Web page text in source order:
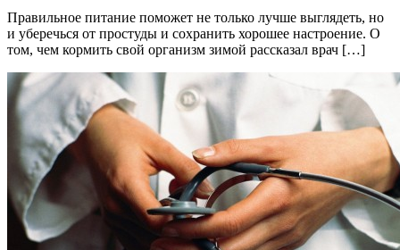
Правильное питание поможет не только лучше выглядеть, но
и уберечься от простуды и сохранить хорошее настроение. О
том, чем кормить свой организм зимой рассказал врач […]